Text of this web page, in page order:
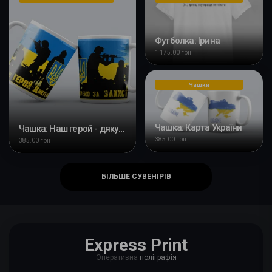
Чашка: Наш герой - дякуємо за захист
385.00 грн
Футболка: Ірина
1 175.00 грн
Чашки
Чашка: Карта України
385.00 грн
БІЛЬШЕ СУВЕНІРІВ
Express Print
Оперативна поліграфія